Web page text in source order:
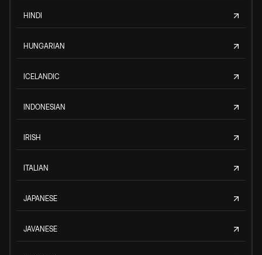
HINDI
HUNGARIAN
ICELANDIC
INDONESIAN
IRISH
ITALIAN
JAPANESE
JAVANESE